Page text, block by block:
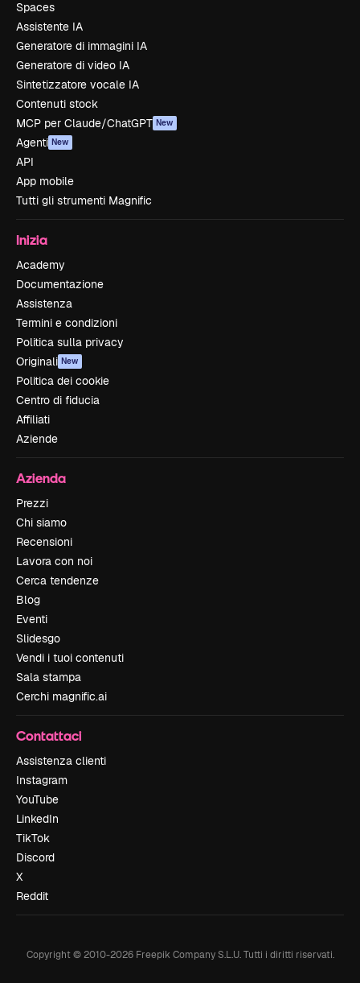
Spaces
Assistente IA
Generatore di immagini IA
Generatore di video IA
Sintetizzatore vocale IA
Contenuti stock
MCP per Claude/ChatGPT New
Agenti New
API
App mobile
Tutti gli strumenti Magnific
Inizia
Academy
Documentazione
Assistenza
Termini e condizioni
Politica sulla privacy
Originali New
Politica dei cookie
Centro di fiducia
Affiliati
Aziende
Azienda
Prezzi
Chi siamo
Recensioni
Lavora con noi
Cerca tendenze
Blog
Eventi
Slidesgo
Vendi i tuoi contenuti
Sala stampa
Cerchi magnific.ai
Contattaci
Assistenza clienti
Instagram
YouTube
LinkedIn
TikTok
Discord
X
Reddit
Copyright © 2010-2026Freepik Company S.L.U. Tutti i diritti riservati.